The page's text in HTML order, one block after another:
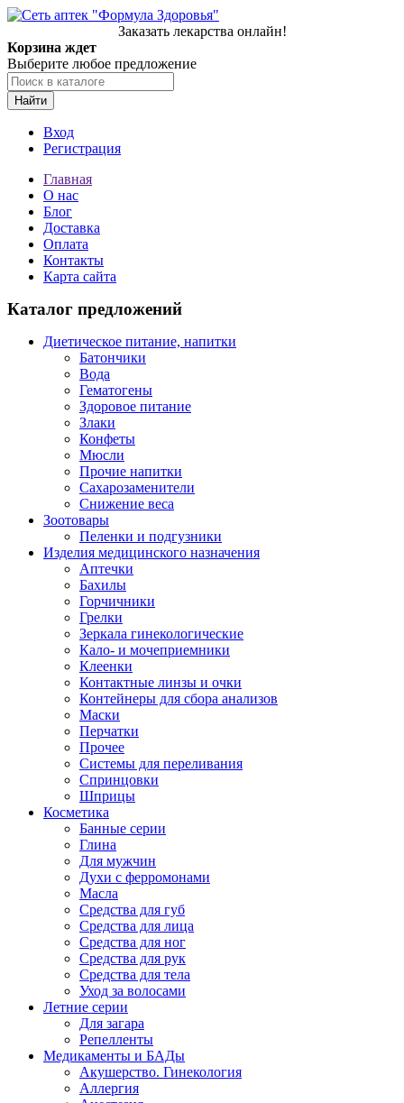
Заказать лекарства онлайн!
Корзина ждет
Выберите любое предложение
Найти
Вход
Регистрация
Главная
О нас
Блог
Доставка
Оплата
Контакты
Карта сайта
Каталог предложений
Диетическое питание, напитки
Батончики
Вода
Гематогены
Здоровое питание
Злаки
Конфеты
Мюсли
Прочие напитки
Сахарозаменители
Снижение веса
Зоотовары
Пеленки и подгузники
Изделия медицинского назначения
Аптечки
Бахилы
Горчичники
Грелки
Зеркала гинекологические
Кало- и мочеприемники
Клеенки
Контактные линзы и очки
Контейнеры для сбора анализов
Маски
Перчатки
Прочее
Системы для переливания
Спринцовки
Шприцы
Косметика
Банные серии
Глина
Для мужчин
Духи с ферромонами
Масла
Средства для губ
Средства для лица
Средства для ног
Средства для рук
Средства для тела
Уход за волосами
Летние серии
Для загара
Репелленты
Медикаменты и БАДы
Акушерство. Гинекология
Аллергия